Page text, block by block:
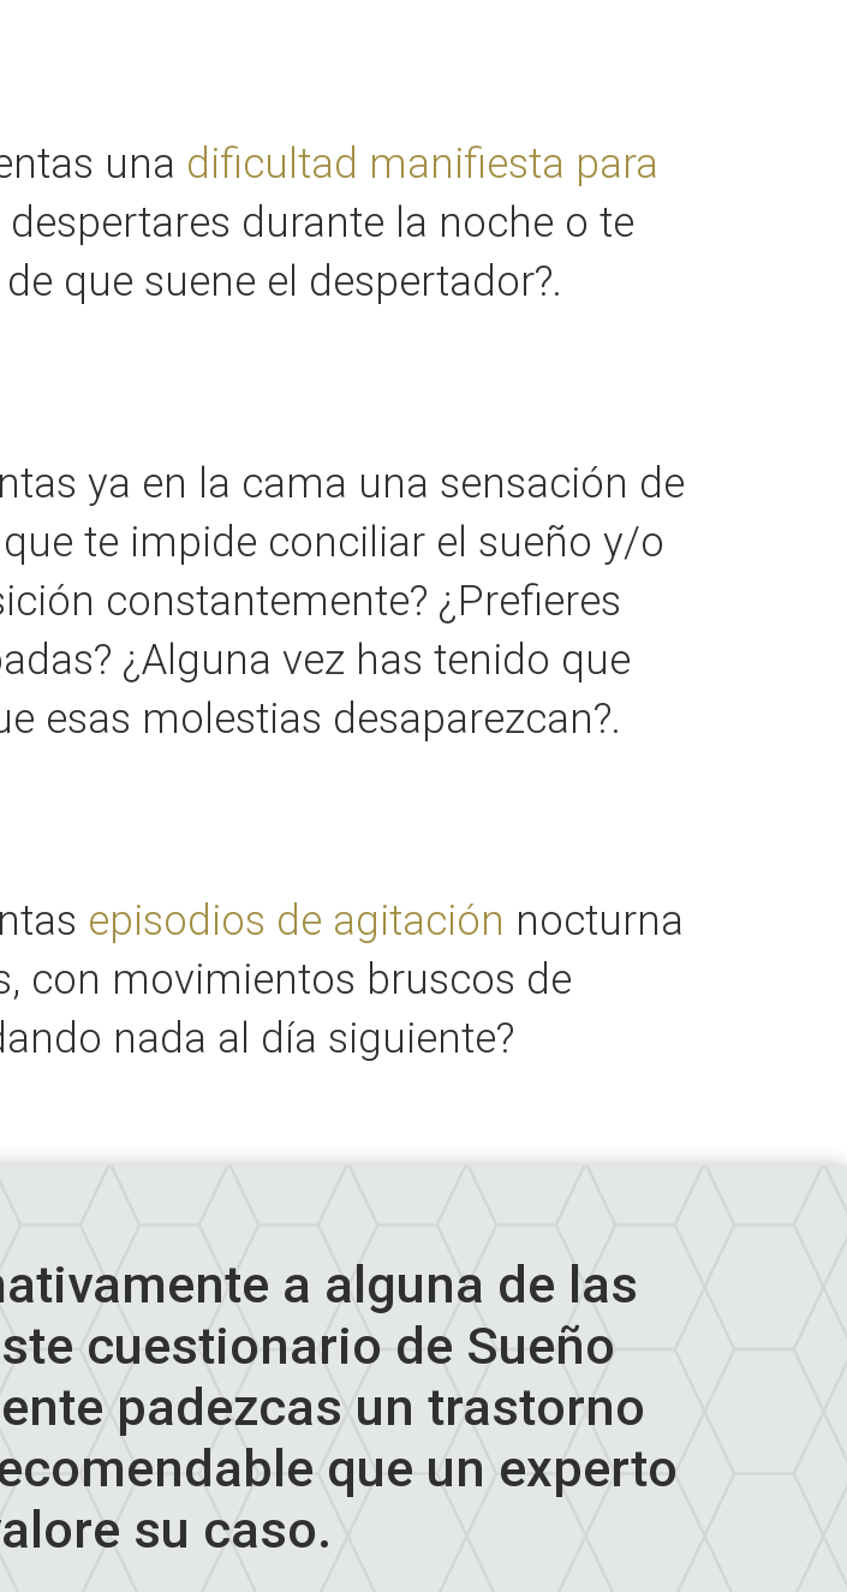
una dificultad manifiesta para
durante la noche o te
que suene el despertador?.
ya en la cama una sensación de
que te impide conciliar el sueño y/o
constantemente? ¿Prefieres
¿Alguna vez has tenido que
esas molestias desaparezcan?.
episodios de agitación nocturna
con movimientos bruscos de
nada al día siguiente?
a alguna de las
cuestionario de Sueño
padezcas un trastorno
que un experto
su caso.